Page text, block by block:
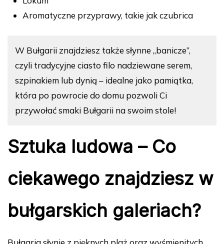
Aromatyczne przyprawy, takie jak czubrica
W Bułgarii znajdziesz także słynne „banicze”,
czyli tradycyjne ciasto filo nadziewane serem,
szpinakiem lub dynią – idealne jako pamiątka,
która po powrocie do domu pozwoli Ci
przywołać smaki Bułgarii na swoim stole!
Sztuka ludowa – Co
ciekawego znajdziesz w
bułgarskich galeriach?